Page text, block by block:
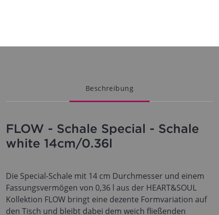
Beschreibung
FLOW - Schale Special - Schale
white 14cm/0.36l
Die Special-Schale mit 14 cm Durchmesser und einem
Fassungsvermögen von 0,36 l aus der HEART&SOUL
Kollektion FLOW bringt eine dezente Formvariation auf
den Tisch und bleibt dabei dem weich fließenden